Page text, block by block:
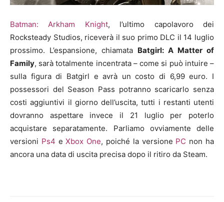
Batman: Arkham Knight, l’ultimo capolavoro dei
Rocksteady Studios, riceverà il suo primo DLC il 14 luglio
prossimo. L’espansione, chiamata Batgirl: A Matter of
Family, sarà totalmente incentrata – come si può intuire –
sulla figura di Batgirl e avrà un costo di 6,99 euro. I
possessori del Season Pass potranno scaricarlo senza
costi aggiuntivi il giorno dell’uscita, tutti i restanti utenti
dovranno aspettare invece il 21 luglio per poterlo
acquistare separatamente. Parliamo ovviamente delle
versioni Ps4 eXbox One, poiché la versione PC non ha
ancora una data di uscita precisa dopo il ritiro da Steam.